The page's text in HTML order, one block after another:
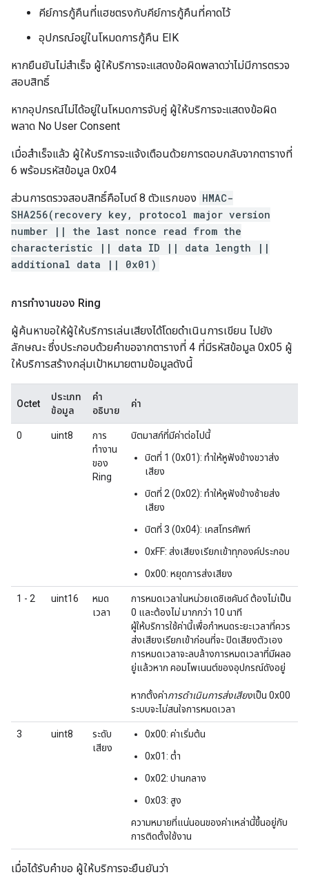
คีย์การกู้คืนที่แฮชตรงกับคีย์การกู้คืนที่คาดไว้
อุปกรณ์อยู่ในโหมดการกู้คืน EIK
หากยืนยันไม่สำเร็จ ผู้ให้บริการจะแสดงข้อผิดพลาดว่าไม่มีการตรวจ
สอบสิทธิ์
หากอุปกรณ์ไม่ได้อยู่ในโหมดการจับคู่ ผู้ให้บริการจะแสดงข้อผิด
พลาด No User Consent
เมื่อสำเร็จแล้ว ผู้ให้บริการจะแจ้งเตือนด้วยการตอบกลับจากตารางที่
6 พร้อมรหัสข้อมูล 0x04
ส่วนการตรวจสอบสิทธิ์คือไบต์ 8 ตัวแรกของ HMAC-
SHA256(recovery key, protocol major version
number || the last nonce read from the
characteristic || data ID || data length ||
additional data || 0x01)
การทำงานของ Ring
ผู้ค้นหาขอให้ผู้ให้บริการเล่นเสียงได้โดยดำเนินการเขียน ไปยัง
ลักษณะ ซึ่งประกอบด้วยคำขอจากตารางที่ 4 ที่มีรหัสข้อมูล 0x05 ผู้
ให้บริการสร้างกลุ่มเป้าหมายตามข้อมูลดังนี้
Octet
ประเภท
ข้อมูล
คำ
อธิบาย
ค่า
0 uint8
การ
ทำงาน
ของ
Ring
บิตมาสก์ที่มีค่าต่อไปนี้
บิตที่ 1 (0x01): ทำให้หูฟังข้างขวาส่ง
เสียง
บิตที่ 2 (0x02): ทำให้หูฟังข้างซ้ายส่ง
เสียง
บิตที่ 3 (0x04): เคสโทรศัพท์
0xFF: ส่งเสียงเรียกเข้าทุกองค์ประกอบ
0x00: หยุดการส่งเสียง
1 - 2 uint16
หมด
เวลา
การหมดเวลาในหน่วยเดซิเซคันด์ ต้องไม่เป็น
0 และต้องไม่ มากกว่า 10 นาที
ผู้ให้บริการใช้ค่านี้เพื่อกำหนดระยะเวลาที่ควร
ส่งเสียงเรียกเข้าก่อนที่จะ ปิดเสียงตัวเอง
การหมดเวลาจะลบล้างการหมดเวลาที่มีผลอ
ยู่แล้วหาก คอมโพเนนต์ของอุปกรณ์ดังอยู่
หากตั้งค่าการดำเนินการส่งเสียงเป็น 0x00
ระบบจะไม่สนใจการหมดเวลา
3 uint8
ระดับ
เสียง
0x00: ค่าเริ่มต้น
0x01: ต่ำ
0x02: ปานกลาง
0x03: สูง
ความหมายที่แน่นอนของค่าเหล่านี้ขึ้นอยู่กับ
การติดตั้งใช้งาน
เมื่อได้รับคำขอ ผู้ให้บริการจะยืนยันว่า